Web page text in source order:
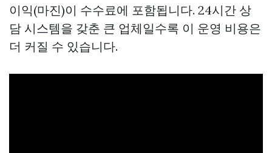
이익(마진)이 수수료에 포함됩니다. 24시간 상
담 시스템을 갖춘 큰 업체일수록 이 운영 비용은
더 커질 수 있습니다.